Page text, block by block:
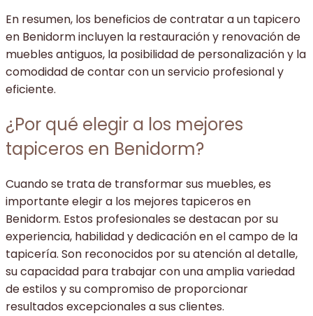
En resumen, los beneficios de contratar a un tapicero
en Benidorm incluyen la restauración y renovación de
muebles antiguos, la posibilidad de personalización y la
comodidad de contar con un servicio profesional y
eficiente.
¿Por qué elegir a los mejores
tapiceros en Benidorm?
Cuando se trata de transformar sus muebles, es
importante elegir a los mejores tapiceros en
Benidorm. Estos profesionales se destacan por su
experiencia, habilidad y dedicación en el campo de la
tapicería. Son reconocidos por su atención al detalle,
su capacidad para trabajar con una amplia variedad
de estilos y su compromiso de proporcionar
resultados excepcionales a sus clientes.